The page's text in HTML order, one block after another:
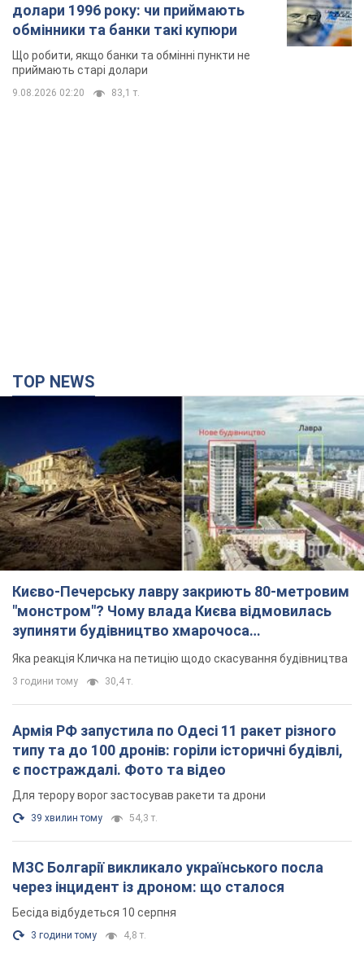
долари 1996 року: чи приймають
обмінники та банки такі купюри
Що робити, якщо банки та обмінні пункти не
приймають старі долари
9.08.2026 02:20 83,1 т.
TOP NEWS
Києво-Печерську лавру закриють 80-метровим
"монстром"? Чому влада Києва відмовилась
зупиняти будівництво хмарочоса
"московського вірянина"
Яка реакція Кличка на петицію щодо скасування будівництва
3 години тому 30,4 т.
Армія РФ запустила по Одесі 11 ракет різного
типу та до 100 дронів: горіли історичні будівлі,
є постраждалі. Фото та відео
Для терору ворог застосував ракети та дрони
39 хвилин тому 54,3 т.
МЗС Болгарії викликало українського посла
через інцидент із дроном: що сталося
Бесіда відбудеться 10 серпня
3 години тому 4,8 т.